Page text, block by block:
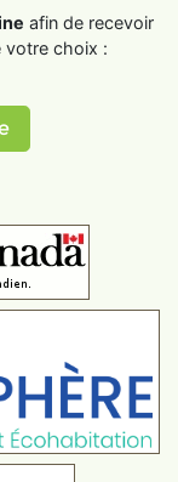
afin de recevoir
votre choix :